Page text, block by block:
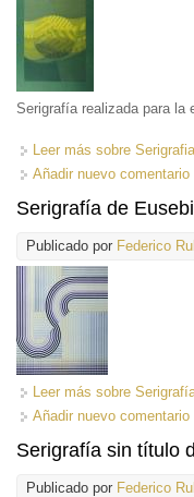
Serigrafía realizada para la
Leer más sobre
Añadir nuevo comentario
Serigrafía de
Publicado por Federico
Leer más sobre
Añadir nuevo comentario
Serigrafía sin título
Publicado por Federico